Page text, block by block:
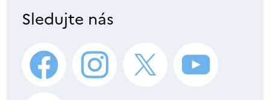
Sledujte nás